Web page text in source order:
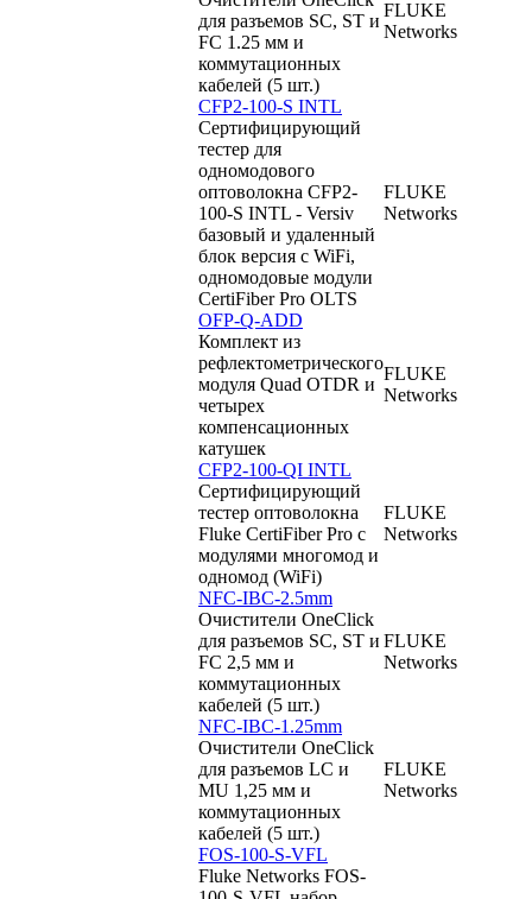
для разъемов SC, ST и
FC 1.25 мм и
коммутационных
кабелей (5 шт.)
FLUKE
Networks
CFP2-100-S INTL
Сертифицирующий
тестер для
одномодового
оптоволокна CFP2-
100-S INTL - Versiv
базовый и удаленный
блок версия c WiFi,
одномодовые модули
CertiFiber Pro OLTS
FLUKE
Networks
OFP-Q-ADD
Комплект из
рефлектометрического
модуля Quad OTDR и
четырех
компенсационных
катушек
FLUKE
Networks
CFP2-100-QI INTL
Сертифицирующий
тестер оптоволокна
Fluke CertiFiber Pro c
модулями многомод и
одномод (WiFi)
FLUKE
Networks
NFC-IBC-2.5mm
Очистители OneClick
для разъемов SC, ST и
FC 2,5 мм и
коммутационных
кабелей (5 шт.)
FLUKE
Networks
NFC-IBC-1.25mm
Очистители OneClick
для разъемов LC и
MU 1,25 мм и
коммутационных
кабелей (5 шт.)
FLUKE
Networks
FOS-100-S-VFL
Fluke Networks FOS-